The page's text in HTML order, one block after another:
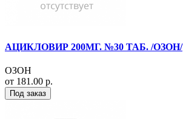
АЦИКЛОВИР 200МГ. №30 ТАБ. /ОЗОН/
ОЗОН
от 181.00 р.
Под заказ